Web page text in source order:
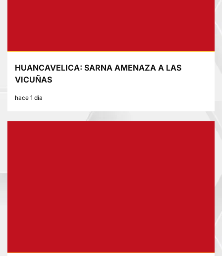
HUANCAVELICA: SARNA AMENAZA A LAS
VICUÑAS
hace 1 día